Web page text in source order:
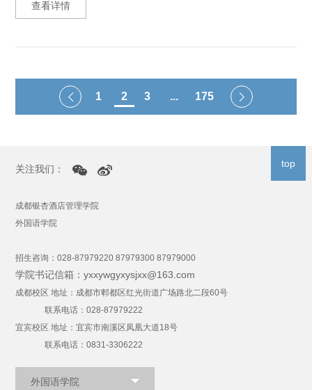
查看详情
1 2 3 ... 175
top
关注我们：
成都银杏酒店管理学院
外国语学院
招生咨询：028-87979220 87979300 87979000
学院书记信箱：yxxywgyxysjxx@163.com
成都校区 地址：成都市郫都区红光街道广场路北二段60号
联系电话：028-87979222
宜宾校区 地址：宜宾市南溪区凤凰大道18号
联系电话：0831-3306222
外国语学院